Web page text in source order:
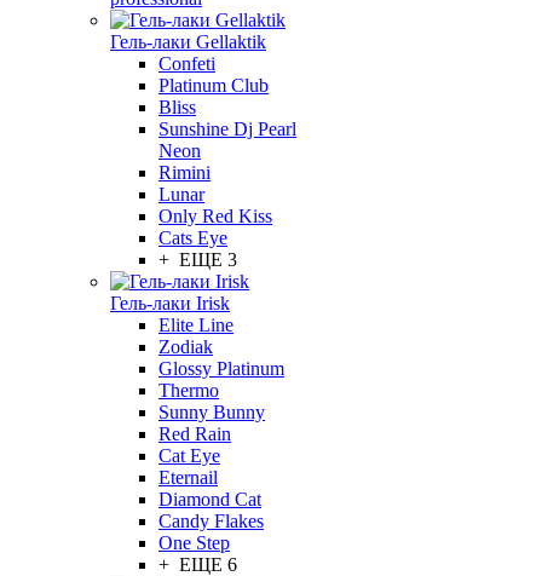
Гель-лаки Gellaktik
Confeti
Platinum Club
Bliss
Sunshine Dj Pearl
Neon
Rimini
Lunar
Only Red Kiss
Cats Eye
+ ЕЩЕ 3
Гель-лаки Irisk
Elite Line
Zodiak
Glossy Platinum
Thermo
Sunny Bunny
Red Rain
Cat Eye
Eternail
Diamond Cat
Candy Flakes
One Step
+ ЕЩЕ 6